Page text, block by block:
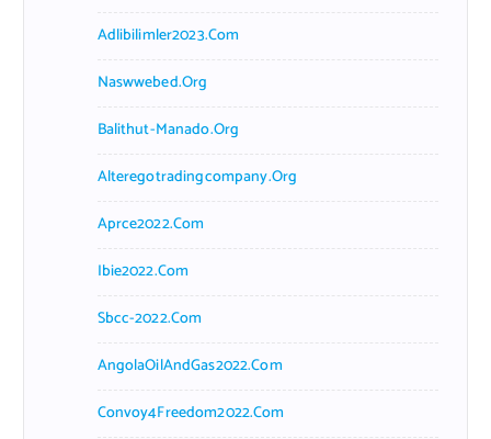
Adlibilimler2023.com
Naswwebed.org
Balithut-Manado.org
Alteregotradingcompany.org
Aprce2022.com
Ibie2022.com
Sbcc-2022.com
AngolaOilAndGas2022.com
Convoy4Freedom2022.com